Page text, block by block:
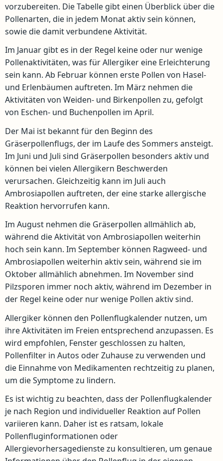
vorzubereiten. Die Tabelle gibt einen Überblick über die
Pollenarten, die in jedem Monat aktiv sein können,
sowie die damit verbundene Aktivität.
Im Januar gibt es in der Regel keine oder nur wenige
Pollenaktivitäten, was für Allergiker eine Erleichterung
sein kann. Ab Februar können erste Pollen von Hasel-
und Erlenbäumen auftreten. Im März nehmen die
Aktivitäten von Weiden- und Birkenpollen zu, gefolgt
von Eschen- und Buchenpollen im April.
Der Mai ist bekannt für den Beginn des
Gräserpollenflugs, der im Laufe des Sommers ansteigt.
Im Juni und Juli sind Gräserpollen besonders aktiv und
können bei vielen Allergikern Beschwerden
verursachen. Gleichzeitig kann im Juli auch
Ambrosiapollen auftreten, der eine starke allergische
Reaktion hervorrufen kann.
Im August nehmen die Gräserpollen allmählich ab,
während die Aktivität von Ambrosiapollen weiterhin
hoch sein kann. Im September können Ragweed- und
Ambrosiapollen weiterhin aktiv sein, während sie im
Oktober allmählich abnehmen. Im November sind
Pilzsporen immer noch aktiv, während im Dezember in
der Regel keine oder nur wenige Pollen aktiv sind.
Allergiker können den Pollenflugkalender nutzen, um
ihre Aktivitäten im Freien entsprechend anzupassen. Es
wird empfohlen, Fenster geschlossen zu halten,
Pollenfilter in Autos oder Zuhause zu verwenden und
die Einnahme von Medikamenten rechtzeitig zu planen,
um die Symptome zu lindern.
Es ist wichtig zu beachten, dass der Pollenflugkalender
je nach Region und individueller Reaktion auf Pollen
variieren kann. Daher ist es ratsam, lokale
Pollenfluginformationen oder
Allergievorhersagedienste zu konsultieren, um genaue